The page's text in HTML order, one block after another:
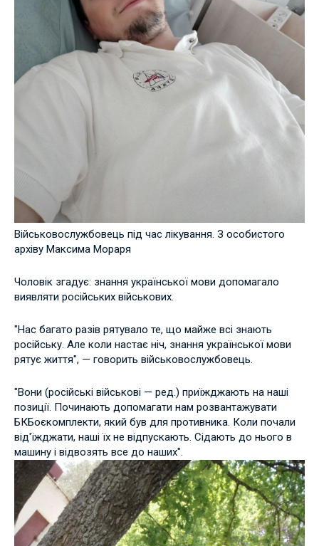
Військовослужбовець під час лікування. З особистого
архіву Максима Мораря
Чоловік згадує: знання української мови допомагало
виявляти російських військових.
"Нас багато разів рятувало те, що майже всі знають
російську. Але коли настає ніч, знання української мови
рятує життя", — говорить військовослужбовець.
"Вони (російські військові — ред.) приїжджають на наші
позиції. Починають допомагати нам розвантажувати
БКБоєкомплекти, який був для противника. Коли почали
від'їжджати, наші їх не відпускають. Сідають до нього в
машину і відвозять все до наших".